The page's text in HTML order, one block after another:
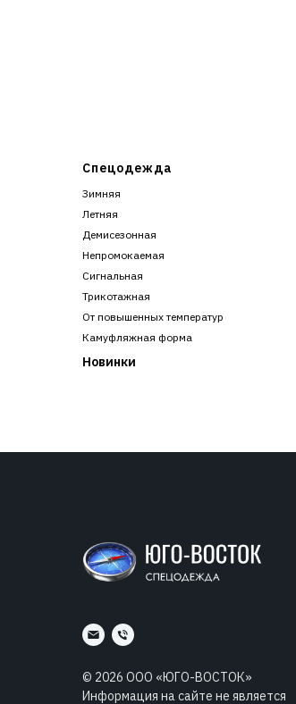
Спецодежда
Зимняя
Летняя
Демисезонная
Непромокаемая
Сигнальная
Трикотажная
От повышенных температур
Камуфляжная форма
Новинки
© 2026 ООО «ЮГО-ВОСТОК»
Информация на сайте не является